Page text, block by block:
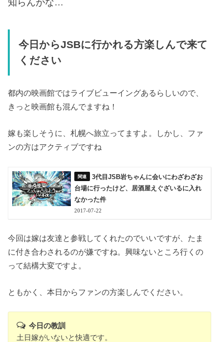
知らんがな…
今日からJSBに行かれる方楽しんで来て
ください
都内の映画館ではライブビューイングあるらしいので、
きっと映画館も混んでますね！
嫁も楽しそうに、札幌へ旅立ってますよ。しかし、ファ
ンの方はアクティブですね
3代目JSB岩ちゃんに会いにわざわざお
台場に行ったけど、居酒屋えぐざいるに入れ
なかった件
2017-07-22
今回は嫁は友達と参戦してくれたのでいいですが、たま
に付き合わされるのが嫌ですね。興味ないところ行くの
って結構大変ですよ。
ともかく、本日からファンの方楽しんでください。
今日の教訓
土日嫁がいないと快適です。